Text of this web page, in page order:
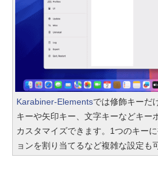
Karabiner-Elementsでは修飾キーだ
キーや矢印キー、文字キーなどキー
カスタマイズできます。1つのキー
ョンを割り当てるなど複雑な設定も